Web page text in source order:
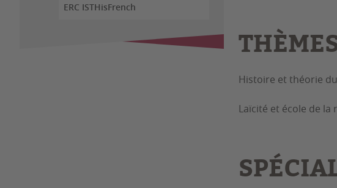
ERC ISTHisFrench
Histoire et théorie
Laïcité et école de la